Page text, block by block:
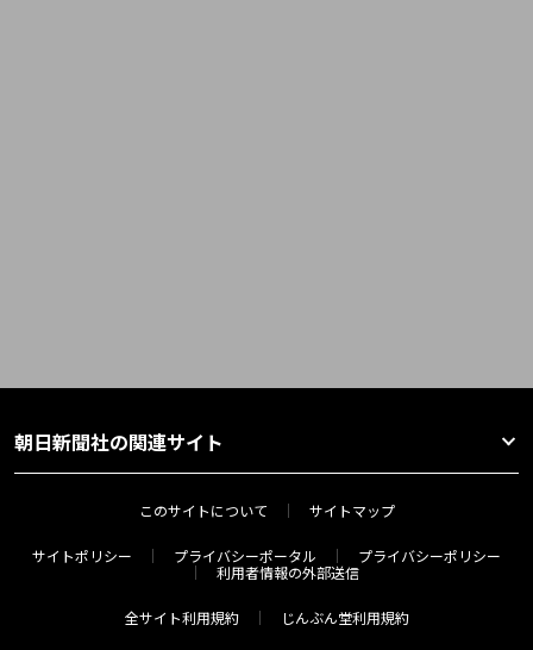
朝日新聞社の関連サイト
このサイトについて サイトマップ
サイトポリシー プライバシーポータル
プライバシーポリシー
利用者情報の外部送信
全サイト利用規約 じんぶん堂利用規約